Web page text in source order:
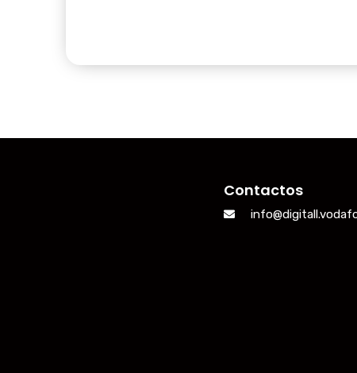
Contactos